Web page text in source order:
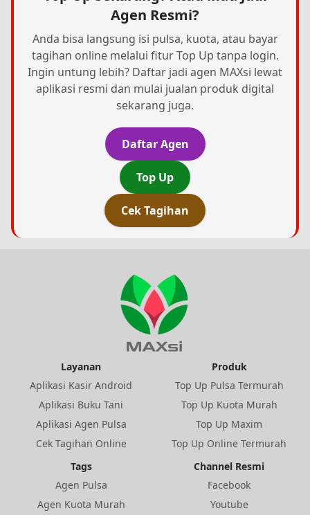
Agen Resmi?
Anda bisa langsung isi pulsa, kuota, atau bayar
tagihan online melalui fitur Top Up tanpa login.
Ingin untung lebih? Daftar jadi agen MAXsi lewat
aplikasi resmi dan mulai jualan produk digital
sekarang juga.
Daftar Agen
Top Up
Cek Tagihan
Layanan
Aplikasi Kasir Android
Aplikasi Buku Tani
Aplikasi Agen Pulsa
Cek Tagihan Online
Produk
Top Up Pulsa Termurah
Top Up Kuota Murah
Top Up Maxim
Top Up Online Termurah
Tags
Agen Pulsa
Agen Kuota Murah
Channel Resmi
Facebook
Youtube